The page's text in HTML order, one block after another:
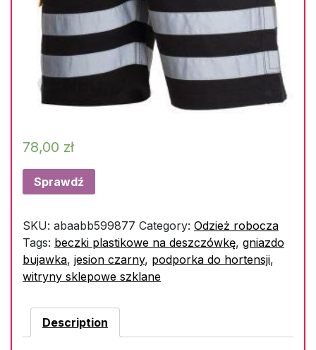
78,00 zł
Sprawdź
SKU: abaabb599877 Category: Odzież robocza
Tags: beczki plastikowe na deszczówkę, gniazdo
bujawka, jesion czarny, podporka do hortensji,
witryny sklepowe szklane
Description